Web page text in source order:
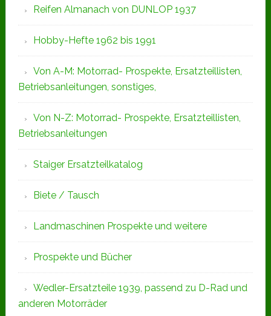
Reifen Almanach von DUNLOP 1937
Hobby-Hefte 1962 bis 1991
Von A-M: Motorrad- Prospekte, Ersatzteillisten,
Betriebsanleitungen, sonstiges,
Von N-Z: Motorrad- Prospekte, Ersatzteillisten,
Betriebsanleitungen
Staiger Ersatzteilkatalog
Biete / Tausch
Landmaschinen Prospekte und weitere
Prospekte und Bücher
Wedler-Ersatzteile 1939, passend zu D-Rad und
anderen Motorräder